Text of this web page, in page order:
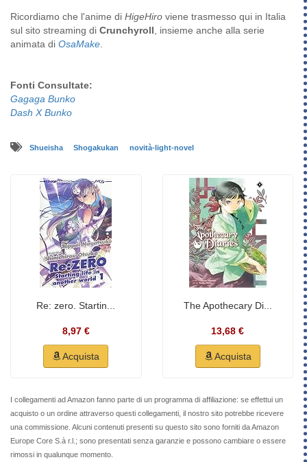
Ricordiamo che l'anime di HigeHiro viene trasmesso qui in Italia
sul sito streaming di Crunchyroll , insieme anche alla serie
animata di OsaMake
Fonti Consultate:
Gagaga Bunko
Dash X Bunko
Shueisha Shogakukan novità-light-novel
Re: zero. Startin...
8,97 €
Acquista
The Apothecary Di...
13,68 €
Acquista
I collegamenti ad Amazon fanno parte di un programma di affiliazione: se effettui un
acquisto o un ordine attraverso questi collegamenti, il nostro sito potrebbe ricevere
una commissione. Alcuni contenuti presenti su questo sito sono forniti da Amazon
Europe Core S.à r.l.; sono presentati senza garanzie e possono cambiare o essere
rimossi in qualunque momento.